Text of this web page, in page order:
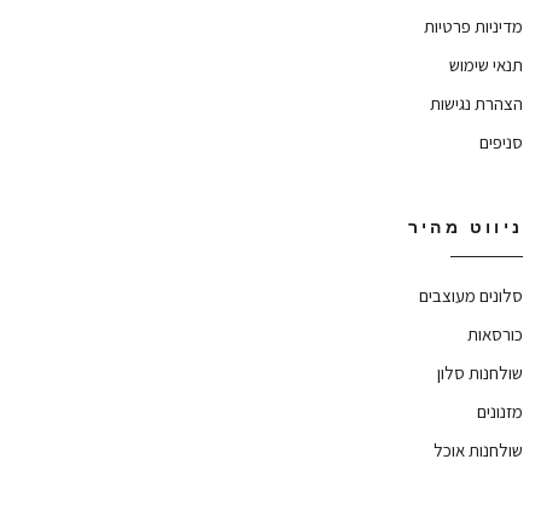
מדיניות פרטיות
תנאי שימוש
הצהרת נגישות
סניפים
ניווט מהיר
סלונים מעוצבים
כורסאות
שולחנות סלון
מזנונים
שולחנות אוכל